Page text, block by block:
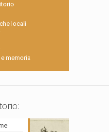
locali
memoria